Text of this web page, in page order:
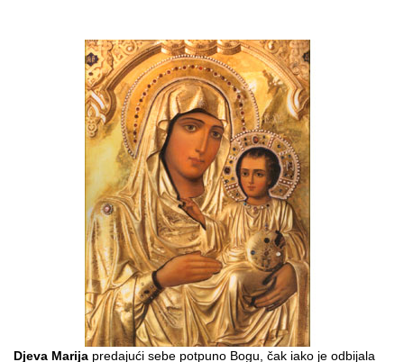
Djeva Marija predajući sebe potpuno Bogu, čak iako je odbijala